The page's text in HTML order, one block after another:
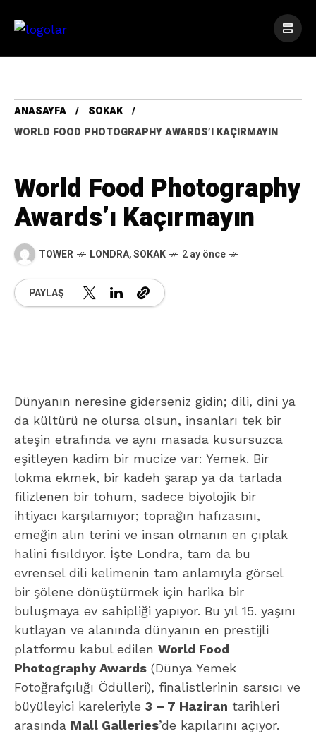
ANASAYFA
SOKAK
WORLD FOOD PHOTOGRAPHY AWARDS’I KAÇIRMAYIN
World Food Photography
Awards’ı Kaçırmayın
TOWER LONDRA,SOKAK 2 ay önce
PAYLAŞ
Dünyanın neresine giderseniz gidin; dili, dini ya
da kültürü ne olursa olsun, insanları tek bir
ateşin etrafında ve aynı masada kusursuzca
eşitleyen kadim bir mucize var: Yemek. Bir
lokma ekmek, bir kadeh şarap ya da tarlada
filizlenen bir tohum, sadece biyolojik bir
ihtiyacı karşılamıyor; toprağın hafızasını,
emeğin alın terini ve insan olmanın en çıplak
halini fısıldıyor. İşte Londra, tam da bu
evrensel dili kelimenin tam anlamıyla görsel
bir şölene dönüştürmek için harika bir
buluşmaya ev sahipliği yapıyor. Bu yıl 15. yaşını
kutlayan ve alanında dünyanın en prestijli
platformu kabul edilen World Food
Photography Awards (Dünya Yemek
Fotoğrafçılığı Ödülleri), finalistlerinin sarsıcı ve
büyüleyici kareleriyle 3 – 7 Haziran tarihleri
arasında Mall Galleries’de kapılarını açıyor.